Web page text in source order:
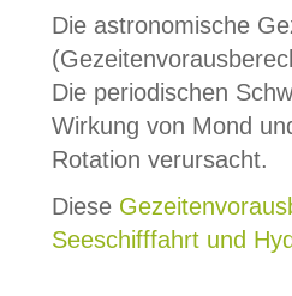
Die astronomische
Die periodischen
Wirkung von Mond
Rotation verursacht.
Diese
Seeschifffahrt und